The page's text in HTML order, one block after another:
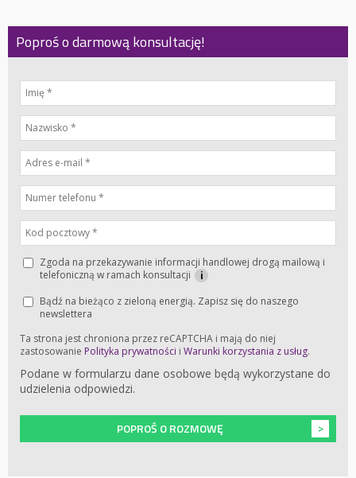
Poproś o darmową konsultację!
Zgoda na przekazywanie informacji handlowej drogą mailową i
telefoniczną w ramach konsultacji
i
Bądź na bieżąco z zieloną energią. Zapisz się do naszego
newslettera
Ta strona jest chroniona przez reCAPTCHA i mają do niej
zastosowanie Polityka prywatności i Warunki korzystania z usług.
Podane w formularzu dane osobowe będą wykorzystane do
udzielenia odpowiedzi.
POPROŚ O ROZMOWĘ